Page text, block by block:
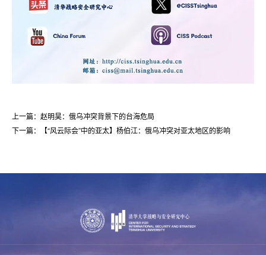
上一篇：赵明昊：俄乌冲突背景下的台海危局
下一篇：【“风云际会”中的亚太】杨伯江：俄乌冲突对亚太地区的影响